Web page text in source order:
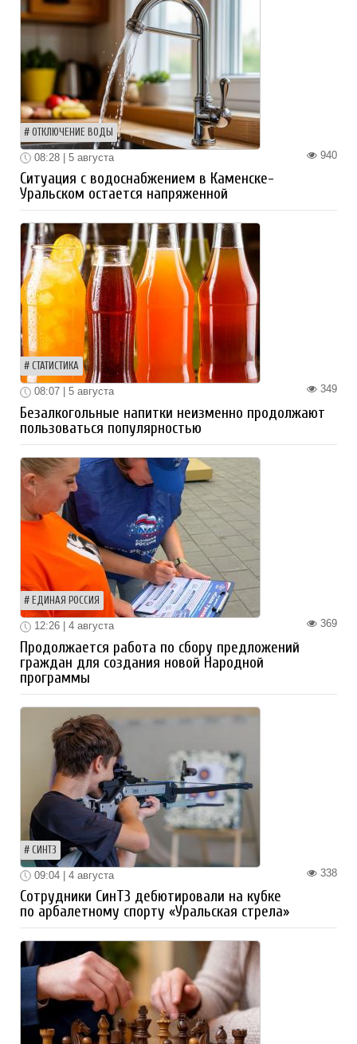
ОТКЛЮЧЕНИЕ ВОДЫ
940
08:28 | 5 августа
Ситуация с водоснабжением в Каменске-
Уральском остается напряженной
СТАТИСТИКА
349
08:07 | 5 августа
Безалкогольные напитки неизменно продолжают
пользоваться популярностью
ЕДИНАЯ РОССИЯ
369
12:26 | 4 августа
Продолжается работа по сбору предложений
граждан для создания новой Народной
программы
СИНТЗ
338
09:04 | 4 августа
Сотрудники СинТЗ дебютировали на кубке
по арбалетному спорту «Уральская стрела»